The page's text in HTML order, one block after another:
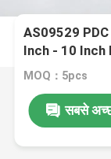
AS09529 PDC
Inch - 10 Inch
MOQ：5pcs
सबसे